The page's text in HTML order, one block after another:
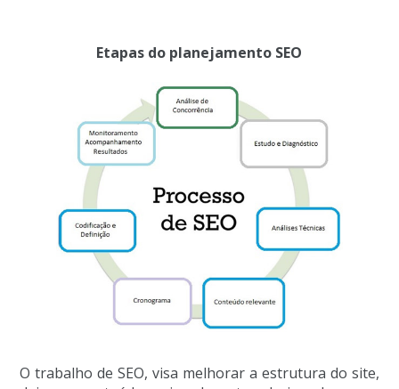
Etapas do planejamento SEO
O trabalho de SEO, visa melhorar a estrutura do site,